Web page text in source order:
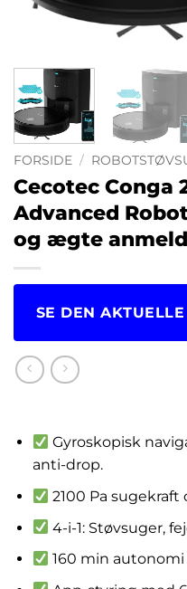
FORSIDE /
Cecotec Conga
Advanced
og ægte
SE DEN
Gyroskopisk
anti-drop.
2100 Pa
4-i-1: Støvsuger,
160 min